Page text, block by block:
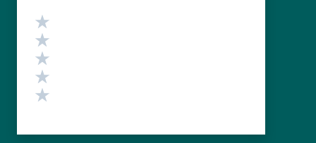
Valutazione